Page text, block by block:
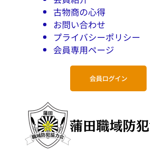
古物商の心得
お問い合わせ
プライバシーポリシー
会員専用ページ
会員ログイン